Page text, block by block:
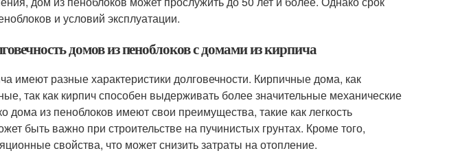
и условий эксплуатации.
домов из пеноблоков с домами из кирпича
имеют разные характеристики долговечности. Кирпичные дома, как
так как кирпич способен выдерживать более значительные механические
дома из пеноблоков имеют свои преимущества, такие как легкость
быть важно при строительстве на пучинистых грунтах. Кроме того,
свойства, что может снизить затраты на отопление.